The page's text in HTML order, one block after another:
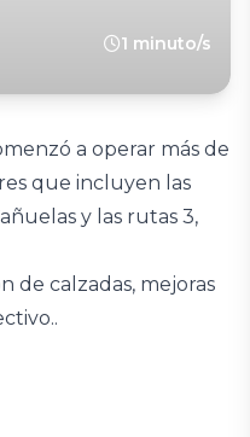
1 minuto/s
a operar más de
que incluyen las
y las rutas 3,
de calzadas, mejoras